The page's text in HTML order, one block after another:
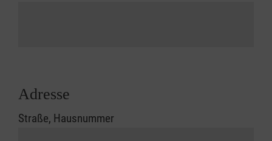
Adresse
Straße, Hausnummer